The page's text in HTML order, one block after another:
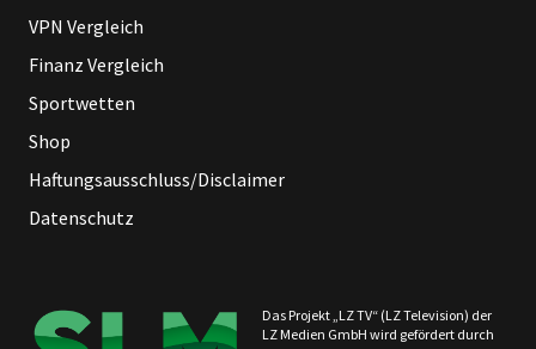
VPN Vergleich
Finanz Vergleich
Sportwetten
Shop
Haftungsausschluss/Disclaimer
Datenschutz
Das Projekt „LZ TV“ (LZ Television) der
LZ Medien GmbH wird gefördert durch